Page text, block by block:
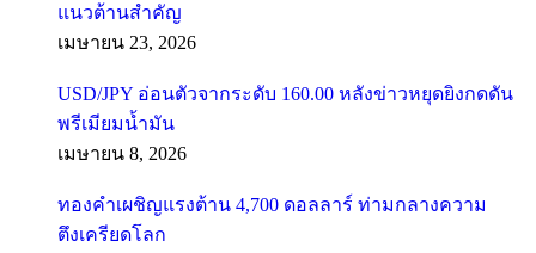
แนวต้านสำคัญ
เมษายน 23, 2026
USD/JPY อ่อนตัวจากระดับ 160.00 หลังข่าวหยุดยิงกดดัน
พรีเมียมน้ำมัน
เมษายน 8, 2026
ทองคำเผชิญแรงต้าน 4,700 ดอลลาร์ ท่ามกลางความ
ตึงเครียดโลก